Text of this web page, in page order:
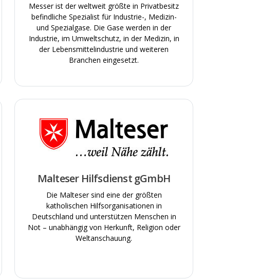
Messer ist der weltweit größte in Privatbesitz
befindliche Spezialist für Industrie-, Medizin-
und Spezialgase. Die Gase werden in der
Industrie, im Umweltschutz, in der Medizin, in
der Lebensmittelindustrie und weiteren
Branchen eingesetzt.
Malteser Hilfsdienst gGmbH
Die Malteser sind eine der größten
katholischen Hilfsorganisationen in
Deutschland und unterstützen Menschen in
Not – unabhängig von Herkunft, Religion oder
Weltanschauung.